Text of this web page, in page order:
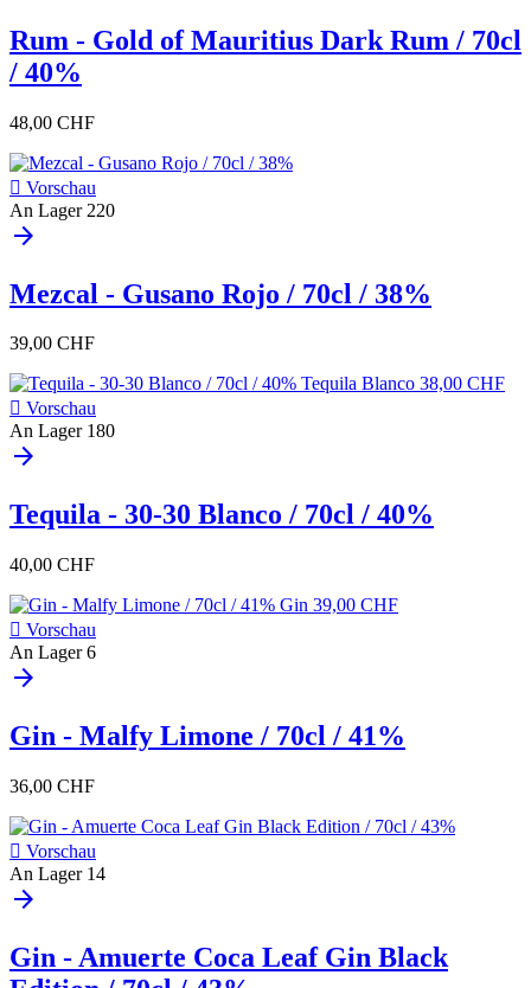
Rum - Gold of Mauritius Dark Rum / 70cl
/ 40%
48,00 CHF
 Vorschau
An Lager 220
arrow_forward
Mezcal - Gusano Rojo / 70cl / 38%
39,00 CHF
 Vorschau
An Lager 180
arrow_forward
Tequila - 30-30 Blanco / 70cl / 40%
40,00 CHF
 Vorschau
An Lager 6
arrow_forward
Gin - Malfy Limone / 70cl / 41%
36,00 CHF
 Vorschau
An Lager 14
arrow_forward
Gin - Amuerte Coca Leaf Gin Black